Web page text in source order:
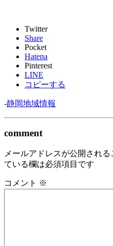
Twitter
Share
Pocket
Hatena
Pinterest
LINE
コピーする
-静岡地域情報
comment
メールアドレスが公開される
ている欄は必須項目です
コメント ※